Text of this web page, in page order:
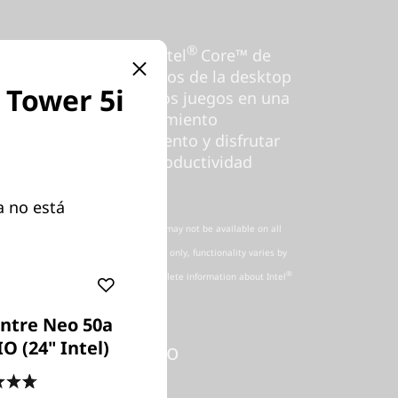
opcionales Intel® Core™ de
en todos los modelos de la desktop
-, juega a los últimos juegos en una
un rendimiento
en tu mejor momento y disfrutar
y una productividad
software or services, some of which may not be available on all
system specifications **Select SKUs only, functionality varies by
configuration details. For more complete information about Intel ®
®para el máximo
5i
no está
Neo 50a
(24" Intel)
4.8